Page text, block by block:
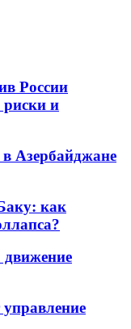
России
риски и
Азербайджане
как
движение